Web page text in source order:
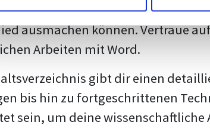
mehr für dich darstellen.
ausmachen können. Vertraue
Arbeiten mit Word.
gibt dir einen
bis hin zu fortgeschrittenen
sein, um deine